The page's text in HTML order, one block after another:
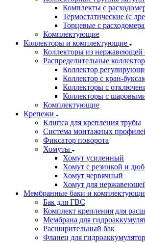
Комплекты с
Термостатические (с
Торцевые с
Комплектующие
Коллекторы и комплектующие
Коллекторы из нержавеющей
Распределительные
Коллектор
Коллектор с кран-
Коллекторы с
Коллекторы с
Комплектующие
Крепежи
Клипса для крепления трубы
Система монтажных
Фиксатор поворота
Хомуты
Хомут усиленный
Хомут с резинкой и
Хомут червячный
Хомут для
Мембранные баки и
Бак для ГВС
Комплект крепления для
Мембрана для
Расширительный бак
Фланец для